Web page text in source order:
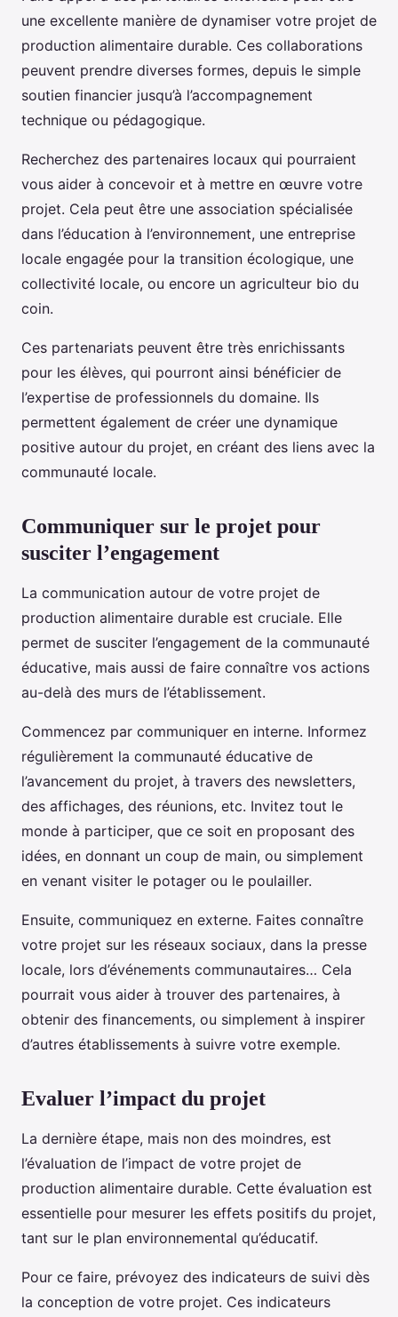
une excellente manière de dynamiser votre projet de
production alimentaire durable. Ces collaborations
peuvent prendre diverses formes, depuis le simple
soutien financier jusqu’à l’accompagnement
technique ou pédagogique.
Recherchez des partenaires locaux qui pourraient
vous aider à concevoir et à mettre en œuvre votre
projet. Cela peut être une association spécialisée
dans l’éducation à l’environnement, une entreprise
locale engagée pour la transition écologique, une
collectivité locale, ou encore un agriculteur bio du
coin.
Ces partenariats peuvent être très enrichissants
pour les élèves, qui pourront ainsi bénéficier de
l’expertise de professionnels du domaine. Ils
permettent également de créer une dynamique
positive autour du projet, en créant des liens avec la
communauté locale.
Communiquer sur le projet pour
susciter l’engagement
La communication autour de votre projet de
production alimentaire durable est cruciale. Elle
permet de susciter l’engagement de la communauté
éducative, mais aussi de faire connaître vos actions
au-delà des murs de l’établissement.
Commencez par communiquer en interne. Informez
régulièrement la communauté éducative de
l’avancement du projet, à travers des newsletters,
des affichages, des réunions, etc. Invitez tout le
monde à participer, que ce soit en proposant des
idées, en donnant un coup de main, ou simplement
en venant visiter le potager ou le poulailler.
Ensuite, communiquez en externe. Faites connaître
votre projet sur les réseaux sociaux, dans la presse
locale, lors d’événements communautaires… Cela
pourrait vous aider à trouver des partenaires, à
obtenir des financements, ou simplement à inspirer
d’autres établissements à suivre votre exemple.
Evaluer l’impact du projet
La dernière étape, mais non des moindres, est
l’évaluation de l’impact de votre projet de
production alimentaire durable. Cette évaluation est
essentielle pour mesurer les effets positifs du projet,
tant sur le plan environnemental qu’éducatif.
Pour ce faire, prévoyez des indicateurs de suivi dès
la conception de votre projet. Ces indicateurs